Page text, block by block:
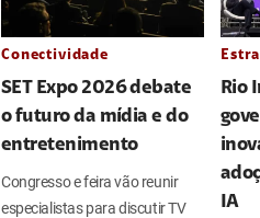
Conectividade
SET Expo 2026 debate
o futuro da mídia e do
entretenimento
Congresso e feira vão reunir
especialistas para discutir TV
Rio
IA